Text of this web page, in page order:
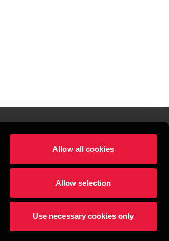
Allow all cookies
Allow selection
Use necessary cookies only
enestående relationer.
en danskejet rådgivnings- og revisionsvirksomhed,
begrænset hæftelse - og del af det internationale
for både BDO-netværket og for alle BDO
mens det verdensomspændende BDO-